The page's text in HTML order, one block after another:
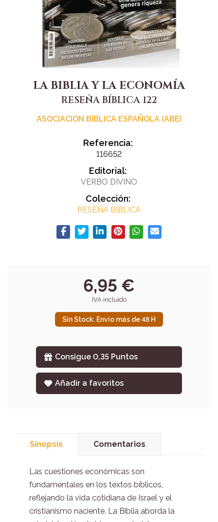
LA BIBLIA Y LA ECONOMÍA
RESEÑA BÍBLICA 122
ASOCIACIÓN BÍBLICA ESPAÑOLA (ABE)
Referencia:
116652
Editorial:
VERBO DIVINO
Colección:
RESEÑA BÍBLICA
6,95 €
IVA incluido
Sin Stock. Envío más de 48 H
Consigue 0,35 Puntos
Añadir a favoritos
Sinopsis Comentarios
Las cuestiones económicas son
fundamentales en los textos bíblicos,
reflejando la vida cotidiana de Israel y el
cristianismo naciente. La Biblia aborda la